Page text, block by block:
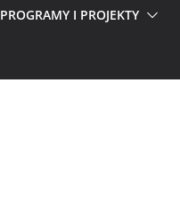
PROGRAMY I PROJEKTY